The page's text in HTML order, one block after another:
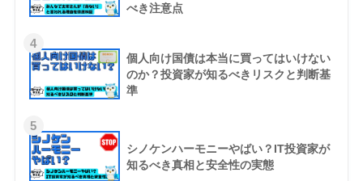
べき注意点
4
個人向け国債は本当に買ってはいけない
のか？投資家が知るべきリスクと判断基
準
5
シノケンハーモニーやばい？IT投資家が
知るべき真相と安全性の実態